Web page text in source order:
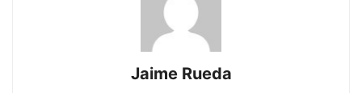
Jaime Rueda